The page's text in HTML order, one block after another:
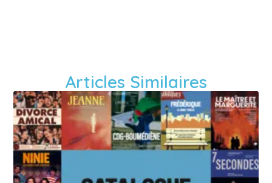
Articles Similaires